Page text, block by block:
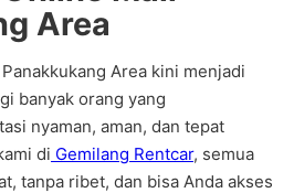
Area
Area kini menjadi
banyak orang yang
nyaman, aman, dan tepat
di Gemilang Rentcar, semua
tanpa ribet, dan bisa Anda akses